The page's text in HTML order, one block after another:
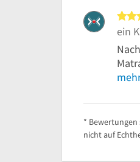
ein
*
nicht auf